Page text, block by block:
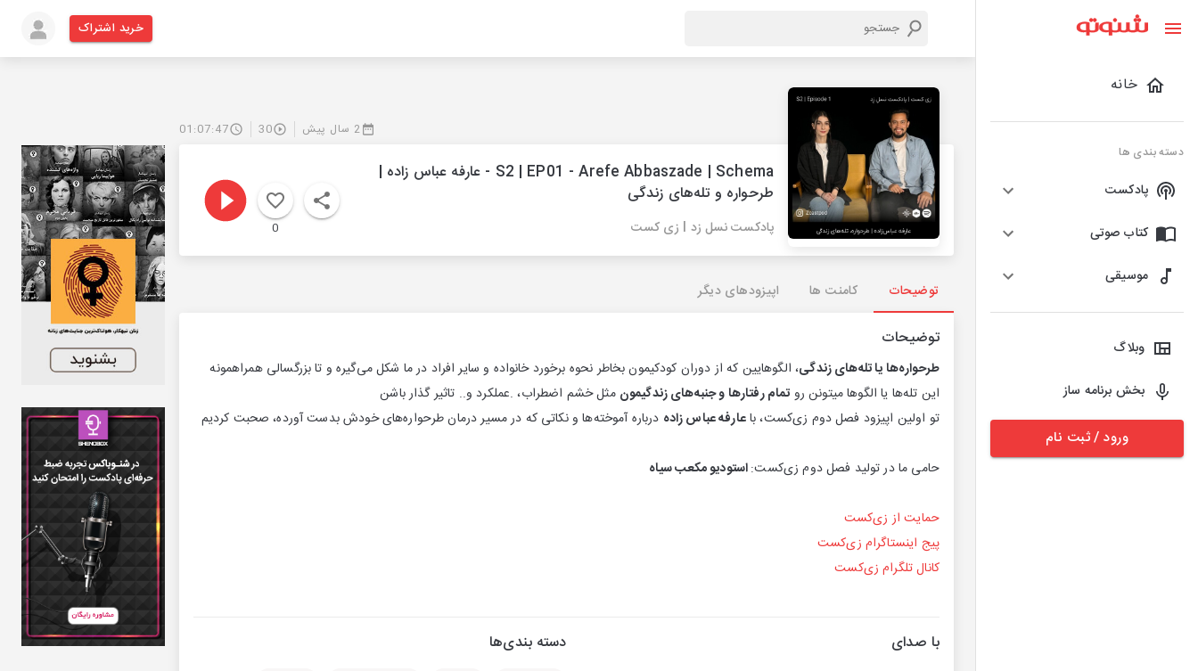
خانه
دسته بندی ها
پادکست
کتاب صوتی
موسیقی
وبلاگ
بخش برنامه ساز
ورود / ثبت نام
خرید اشتراک
2 سال پیش 30
01:07:47
S2 | EP01 - Arefe Abbaszade | Schema - عارفه عباس‌ زاده |
طرحواره و تله‌های زندگی
پادکست نسل زد I زی کست 0
توضیحات کامنت ها اپیزودهای دیگر
توضیحات
طرحواره‌ها یا تله‌های زندگی، الگوهایین که از دوران کودکیمون بخاطر نحوه برخورد خانواده و سایر افراد در ما شکل می‌گیره و تا بزرگسالی همراهمونه
این تله‌ها یا الگو‌ها میتونن رو تمام رفتارها و جنبه‌های زندگیمون مثل خشم اضطراب، .عملکرد و.. تاثیر گذار باشن
تو اولین اپیزود فصل دوم زی‌کست، باعارفه عباس زاده درباره آموخته‌ها و نکاتی که در مسیر درمان طرحواره‌های خودش بدست آورده، صحبت کردیم
حامی ما در تولید فصل دوم زی‌کست:استودیو مکعب سیاه
حمایت از زی‌کست
پیج اینستاگرام زی‌کست
کانال تلگرام زی‌کست
با صدای دسته بندی‌ها